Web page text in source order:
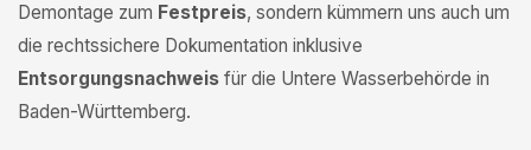
Demontage zum Festpreis, sondern kümmern uns auch um
die rechtssichere Dokumentation inklusive
Entsorgungsnachweis für die Untere Wasserbehörde in
Baden-Württemberg.